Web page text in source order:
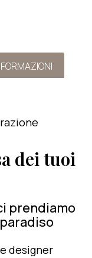
dei tuoi
prendiamo
designer